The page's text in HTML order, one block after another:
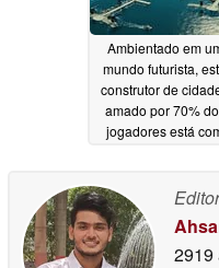
Ambientado em
mundo futurista,
construtor de
amado por 70%
jogadores está
2919